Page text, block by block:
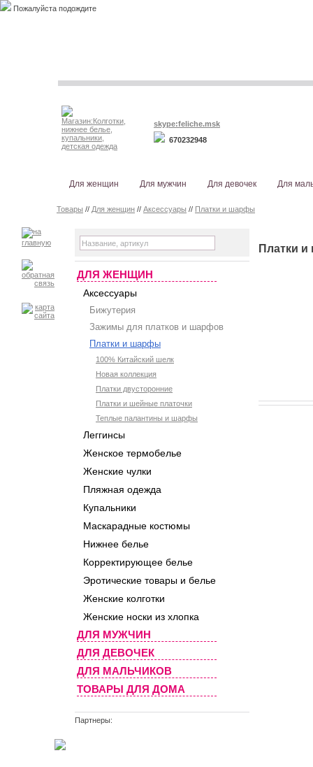
Пожалуйста подождите
skype:feliche.msk
670232948
Для женщин Для мужчин Для девочек Для
Товары // Для женщин // Аксессуары // Платки и шарфы
ДЛЯ ЖЕНЩИН
Аксессуары
Бижутерия
Зажимы для платков и шарфов
Платки и шарфы
100% Китайский шелк
Новая коллекция
Платки двусторонние
Платки и шейные платочки
Теплые палантины и шарфы
Леггинсы
Женское термобелье
Женские чулки
Пляжная одежда
Купальники
Маскарадные костюмы
Нижнее белье
Корректирующее белье
Эротические товары и белье
Женские колготки
Женские носки из хлопка
ДЛЯ МУЖЧИН
ДЛЯ ДЕВОЧЕК
ДЛЯ МАЛЬЧИКОВ
ТОВАРЫ ДЛЯ ДОМА
Партнеры:
Платки